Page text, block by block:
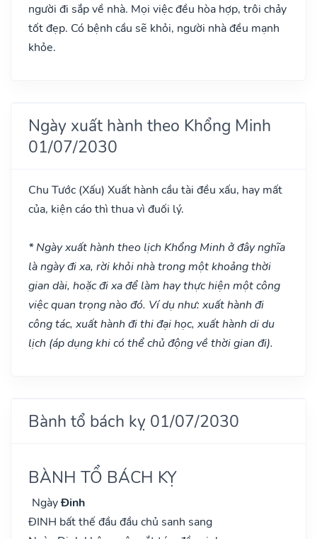
người đi sắp về nhà. Mọi việc đều hòa hợp, trôi chảy
tốt đẹp. Có bệnh cầu sẽ khỏi, người nhà đều mạnh
khỏe.
Ngày xuất hành theo Khổng Minh
01/07/2030
Chu Tước (Xấu) Xuất hành cầu tài đều xấu, hay mất
của, kiện cáo thì thua vì đuối lý.
* Ngày xuất hành theo lịch Khổng Minh ở đây nghĩa
là ngày đi xa, rời khỏi nhà trong một khoảng thời
gian dài, hoặc đi xa để làm hay thực hiện một công
việc quan trọng nào đó. Ví dụ như: xuất hành đi
công tác, xuất hành đi thi đại học, xuất hành di du
lịch (áp dụng khi có thể chủ động về thời gian đi).
Bành tổ bách kỵ 01/07/2030
BÀNH TỔ BÁCH KỴ
NgàyĐinh
ĐINH bất thế đầu đầu chủ sanh sang